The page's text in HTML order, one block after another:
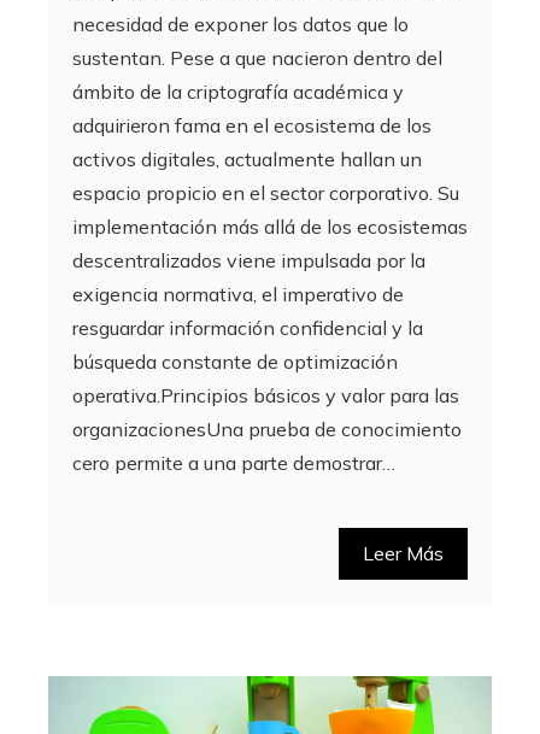
necesidad de exponer los datos que lo
sustentan. Pese a que nacieron dentro del
ámbito de la criptografía académica y
adquirieron fama en el ecosistema de los
activos digitales, actualmente hallan un
espacio propicio en el sector corporativo. Su
implementación más allá de los ecosistemas
descentralizados viene impulsada por la
exigencia normativa, el imperativo de
resguardar información confidencial y la
búsqueda constante de optimización
operativa.Principios básicos y valor para las
organizacionesUna prueba de conocimiento
cero permite a una parte demostrar…
Leer Más